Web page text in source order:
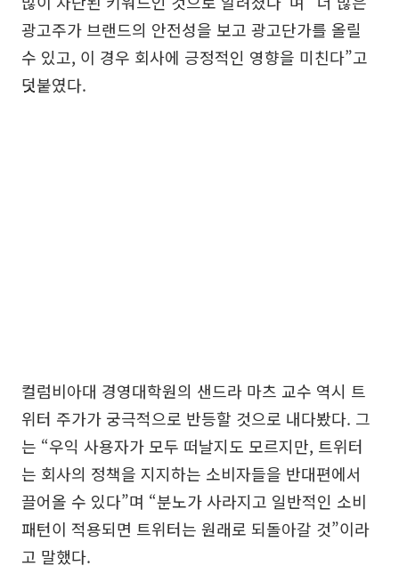
광고주가 브랜드의 안전성을 보고 광고단가를 올릴
수 있고, 이 경우 회사에 긍정적인 영향을 미친다”고
덧붙였다.
컬럼비아대 경영대학원의 샌드라 마츠 교수 역시 트
위터 주가가 궁극적으로 반등할 것으로 내다봤다. 그
는 “우익 사용자가 모두 떠날지도 모르지만, 트위터
는 회사의 정책을 지지하는 소비자들을 반대편에서
끌어올 수 있다”며 “분노가 사라지고 일반적인 소비
패턴이 적용되면 트위터는 원래로 되돌아갈 것”이라
고 말했다.